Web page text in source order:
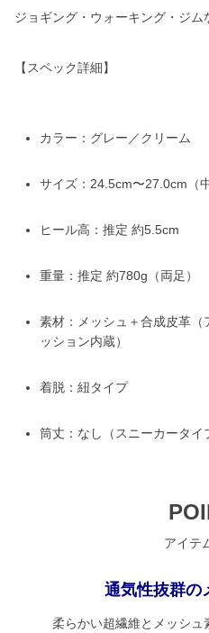
ジョギング・ウォーキング・ジム
【スペック詳細】
カラー：グレー／クリーム
サイズ：24.5cm〜27.0cm（
ヒール高：推定 約5.5cm
重量：推定 約780g（両足）
素材：メッシュ＋合成皮革（
ッション内蔵）
着脱：紐タイプ
筒丈：なし（スニーカータイ
アイテ
通気性抜群の
柔らかい超繊維とメッシュ